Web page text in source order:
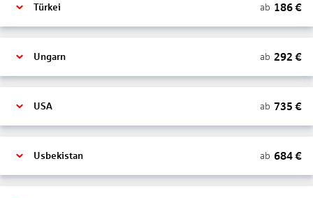
Türkei ab 186€
Ungarn ab 292 €
USA ab 735 €
Usbekistan ab 684€